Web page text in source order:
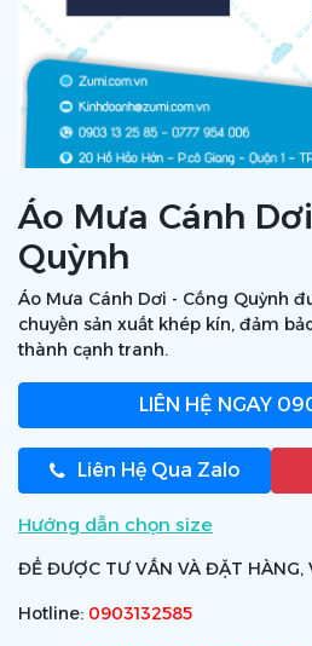
Áo Mưa Cánh
Quỳnh
Áo Mưa Cánh Dơi - Cống Quỳnh
chuyền sản xuất khép kín, đảm
thành cạnh tranh.
LIÊN HỆ NGAY
Liên Hệ Qua Zalo
Hướng dẫn chọn size
ĐỂ ĐƯỢC TƯ VẤN VÀ ĐẶT HÀNG,
Hotline: 0903132585